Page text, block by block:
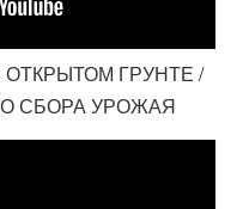
ГРУНТЕ /
СБОРА УРОЖАЯ